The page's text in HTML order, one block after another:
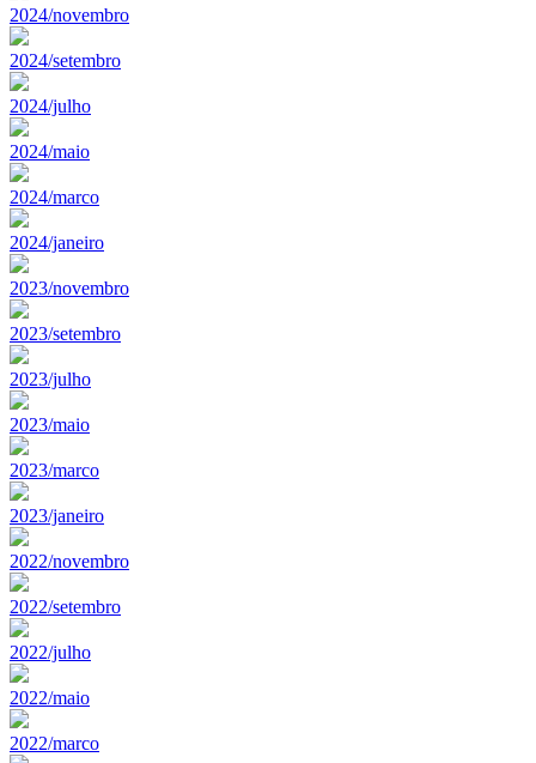
2024/novembro
2024/setembro
2024/julho
2024/maio
2024/marco
2024/janeiro
2023/novembro
2023/setembro
2023/julho
2023/maio
2023/marco
2023/janeiro
2022/novembro
2022/setembro
2022/julho
2022/maio
2022/marco